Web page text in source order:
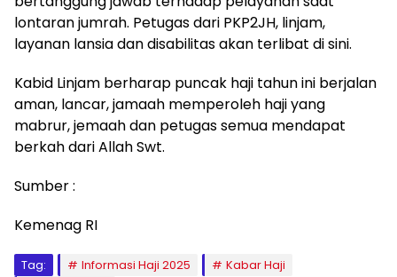
lontaran jumrah. Petugas dari PKP2JH, linjam,
layanan lansia dan disabilitas akan terlibat di sini.
Kabid Linjam berharap puncak haji tahun ini berjalan
aman, lancar, jamaah memperoleh haji yang
mabrur, jemaah dan petugas semua mendapat
berkah dari Allah Swt.
Sumber :
Kemenag RI
Tag: Informasi Haji 2025
Kabar Haji